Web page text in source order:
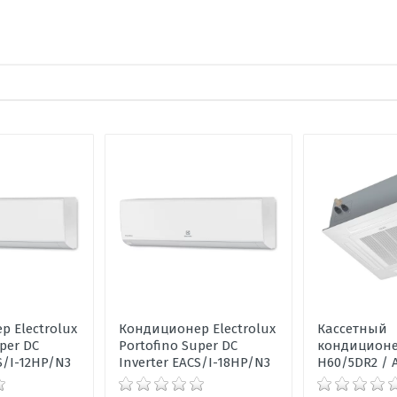
Electrolux
DC
I-12HP/N3
Кондиционер Electrolux
Portofino Super DC
Inverter EACS/I-18HP/N3
Кассетный
H60/5DR2 /